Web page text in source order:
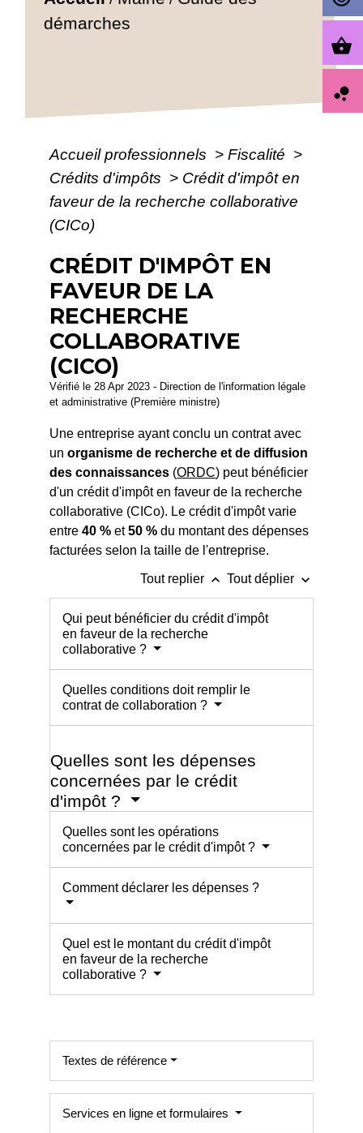
démarches
Accueil professionnels > Fiscalité >
Crédits d'impôts > Crédit d'impôt en
faveur de la recherche collaborative
(CICo)
CRÉDIT D'IMPÔT EN
FAVEUR DE LA
RECHERCHE
COLLABORATIVE
(CICO)
Vérifié le 28 Apr 2023 - Direction de l'information légale
et administrative (Première ministre)
Une entreprise ayant conclu un contrat avec
unorganisme de recherche et de diffusion
des connaissances (ORDC) peut bénéficier
d'un crédit d'impôt en faveur de la recherche
collaborative (CICo). Le crédit d'impôt varie
entre40 % et50 % du montant des dépenses
facturées selon la taille de l'entreprise.
Tout replier keyboard_arrow_up Tout déplier keyboard_arrow_down
Qui peut bénéficier du crédit d'impôt
en faveur de la recherche
collaborative ?
Quelles conditions doit remplir le
contrat de collaboration ?
Quelles sont les dépenses
concernées par le crédit
d'impôt ?
Quelles sont les opérations
concernées par le crédit d'impôt ?
Comment déclarer les dépenses ?
Quel est le montant du crédit d'impôt
en faveur de la recherche
collaborative ?
Textes de référence
Services en ligne et formulaires
shopping_basket
bubble_chart